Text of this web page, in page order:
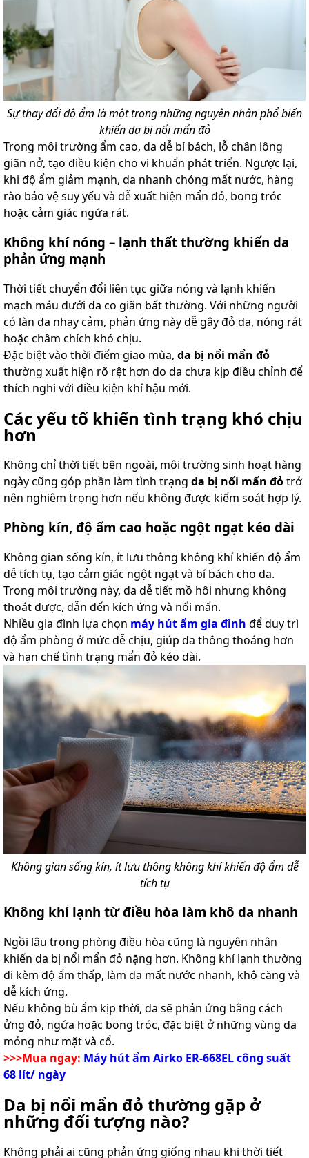
Sự thay đổi độ ẩm là một trong những nguyên nhân phổ biến
khiến da bị nổi mẩn đỏ
Trong môi trường ẩm cao, da dễ bí bách, lỗ chân lông
giãn nở, tạo điều kiện cho vi khuẩn phát triển. Ngược lại,
khi độ ẩm giảm mạnh, da nhanh chóng mất nước, hàng
rào bảo vệ suy yếu và dễ xuất hiện mẩn đỏ, bong tróc
hoặc cảm giác ngứa rát.
Không khí nóng – lạnh thất thường khiến da
phản ứng mạnh
Thời tiết chuyển đổi liên tục giữa nóng và lạnh khiến
mạch máu dưới da co giãn bất thường. Với những người
có làn da nhạy cảm, phản ứng này dễ gây đỏ da, nóng rát
hoặc châm chích khó chịu.
Đặc biệt vào thời điểm giao mùa, da bị nổi mẩn đỏ
thường xuất hiện rõ rệt hơn do da chưa kịp điều chỉnh để
thích nghi với điều kiện khí hậu mới.
Các yếu tố khiến tình trạng khó chịu
hơn
Không chỉ thời tiết bên ngoài, môi trường sinh hoạt hàng
ngày cũng góp phần làm tình trạng da bị nổi mẩn đỏtrở
nên nghiêm trọng hơn nếu không được kiểm soát hợp lý.
Phòng kín, độ ẩm cao hoặc ngột ngạt kéo dài
Không gian sống kín, ít lưu thông không khí khiến độ ẩm
dễ tích tụ, tạo cảm giác ngột ngạt và bí bách cho da.
Trong môi trường này, da dễ tiết mồ hôi nhưng không
thoát được, dẫn đến kích ứng và nổi mẩn.
Nhiều gia đình lựa chọn máy hút ẩm gia đình để duy trì
độ ẩm phòng ở mức dễ chịu, giúp da thông thoáng hơn
và hạn chế tình trạng mẩn đỏ kéo dài.
Không gian sống kín, ít lưu thông không khí khiến độ ẩm dễ
tích tụ
Không khí lạnh từ điều hòa làm khô da nhanh
Ngồi lâu trong phòng điều hòa cũng là nguyên nhân
khiến da bị nổi mẩn đỏ nặng hơn. Không khí lạnh thường
đi kèm độ ẩm thấp, làm da mất nước nhanh, khô căng và
dễ kích ứng.
Nếu không bù ẩm kịp thời, da sẽ phản ứng bằng cách
ửng đỏ, ngứa hoặc bong tróc, đặc biệt ở những vùng da
mỏng như mặt và cổ.
>>>Mua ngay: Máy hút ẩm Airko ER-668EL công suất
68 lít/ ngày
Da bị nổi mẩn đỏ thường gặp ở
những đối tượng nào?
Không phải ai cũng phản ứng giống nhau khi thời tiết